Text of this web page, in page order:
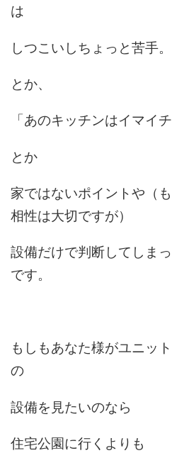
は
しつこいしちょっと苦手。
とか、
「あのキッチンはイマイ
とか
家ではないポイントや（
相性は大切ですが）
設備だけで判断してしま
です。
もしもあなた様がユニッ
の
設備を見たいのなら
住宅公園に行くよりも